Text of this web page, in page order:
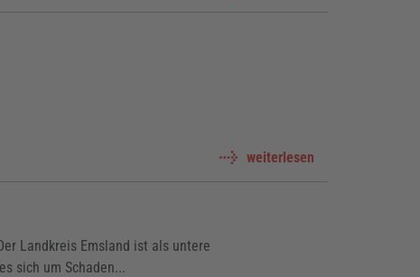
weiterlesen
Landkreis Emsland ist als untere
sich um Schaden...